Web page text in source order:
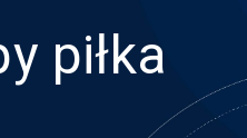
piłka